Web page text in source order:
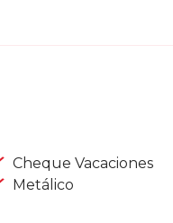
Cheque Vacaciones
Metálico